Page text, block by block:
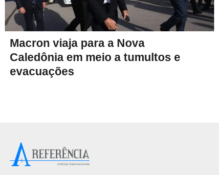
Macron viaja para a Nova
Caledônia em meio a tumultos e
evacuações